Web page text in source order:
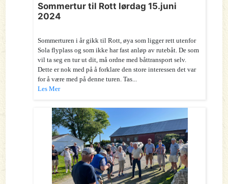
Sommertur til Rott lørdag 15.juni
2024
Sommerturen i år gikk til Rott, øya som ligger rett utenfor
Sola flyplass og som ikke har fast anløp av rutebåt. De som
vil ta seg en tur ut dit, må ordne med båttransport selv.
Dette er nok med på å forklare den store interessen det var
for å være med på denne turen. Tas...
Les Mer